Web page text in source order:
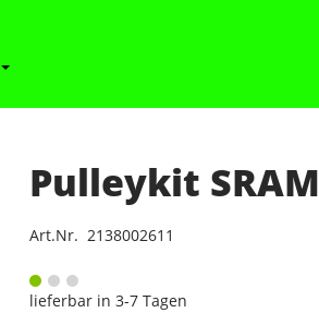
Pulleykit SRAM
Art.Nr. 2138002611
lieferbar in 3-7 Tagen